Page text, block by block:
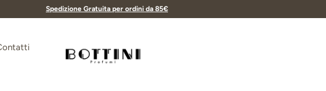
Spedizione Gratuita per ordini da 85€